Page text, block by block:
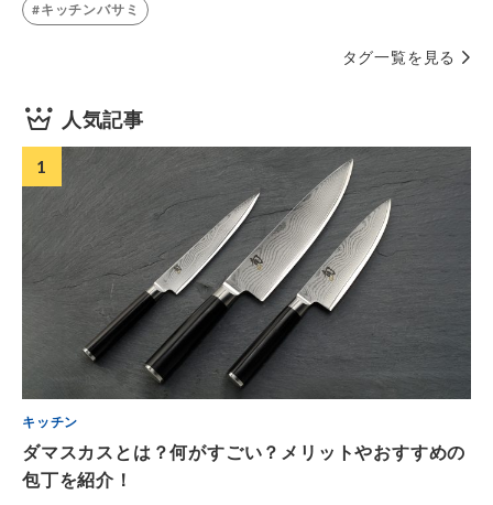
#キッチンバサミ
タグ一覧を見る
人気記事
1
キッチン
ダマスカスとは？何がすごい？メリットやおすすめの
包丁を紹介！